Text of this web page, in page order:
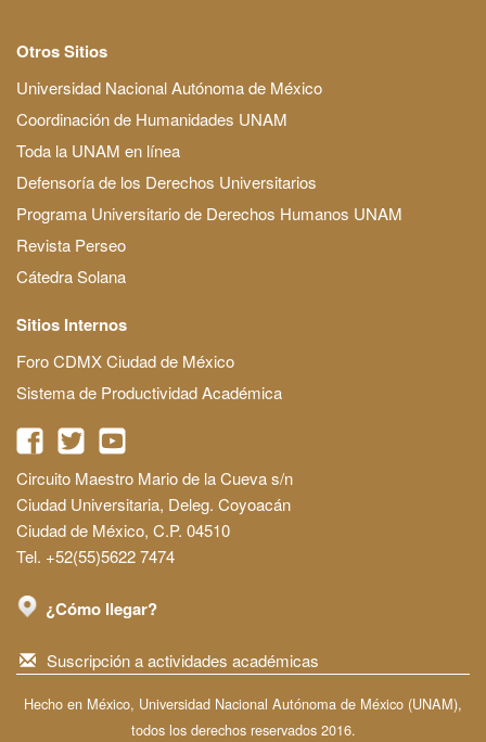
Otros Sitios
Universidad Nacional Autónoma de México
Coordinación de Humanidades UNAM
Toda la UNAM en línea
Defensoría de los Derechos Universitarios
Programa Universitario de Derechos Humanos UNAM
Revista Perseo
Cátedra Solana
Sitios Internos
Foro CDMX Ciudad de México
Sistema de Productividad Académica
Circuito Maestro Mario de la Cueva s/n
Ciudad Universitaria, Deleg. Coyoacán
Ciudad de México, C.P. 04510
Tel. +52(55)5622 7474
¿Cómo llegar?
Suscripción a actividades académicas
Hecho en México, Universidad Nacional Autónoma de México (UNAM),
todos los derechos reservados 2016.